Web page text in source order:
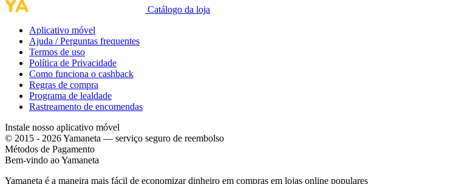
Catálogo da loja
Aplicativo móvel
Ajuda / Perguntas frequentes
Termos de uso
Política de Privacidade
Como funciona o cashback
Regras de compra
Programa de lealdade
Rastreamento de encomendas
Instale nosso aplicativo móvel
© 2015 - 2026 Yamaneta — serviço seguro de reembolso
Métodos de Pagamento
Bem-vindo aoYamaneta
Yamaneta é a maneira mais fácil de economizar dinheiro em compras em lojas online populares